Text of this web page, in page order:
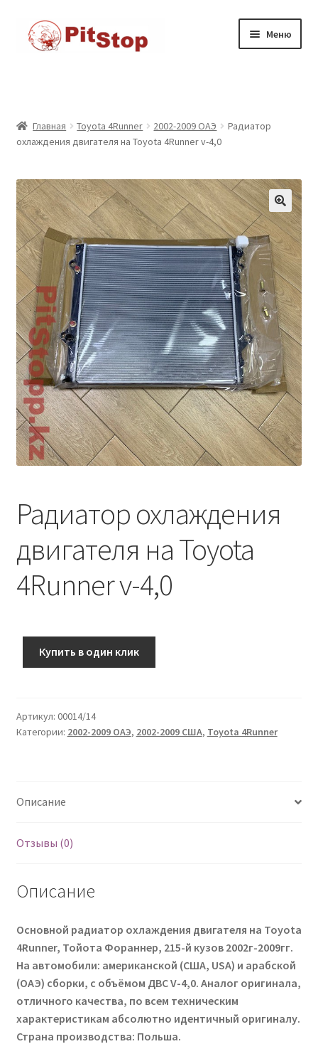
содержимому
Перейти
Перейти
Меню
Каталог товаров
Контакты
Корзина
Мой аккаунт
Оформление заказа
Условия оплаты
Главная Toyota 4Runner 2002-2009 ОАЭ
Радиатор
охлаждения двигателя на Toyota 4Runner v-4,0
Радиатор охлаждения
двигателя на Toyota
4Runner v-4,0
Купить в один клик
Артикул: 00014/14
Категории: 2002-2009 ОАЭ, 2002-2009 США, Toyota 4Runner
Описание
Отзывы (0)
Описание
Основной радиатор охлаждения двигателя на Toyota
4Runner, Тойота Фораннер, 215-й кузов 2002г-2009гг.
На автомобили: американской (США, USA) и арабской
(ОАЭ) сборки, с объёмом ДВС V-4,0. Аналог оригинала,
отличного качества, по всем техническим
характеристикам абсолютно идентичный оригиналу.
Страна производства: Польша.